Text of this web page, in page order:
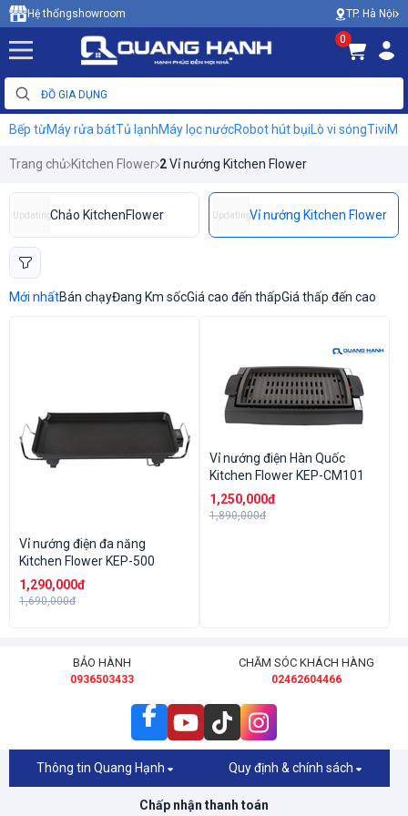
Hệ thốngshowroom TP. Hà Nội
0
Bếp từMáy rửa bátTủ lạnhMáy lọc nướcRobot hút bụiLò vi sóngTivi
Trang chủ Kitchen Flower 2Vỉ nướng Kitchen Flower
UpdatingChảo KitchenFlower UpdatingVỉ nướng Kitchen Flower
Mới nhấtBán chạyĐang Km sốcGiá cao đến thấpGiá thấp đến cao
Vỉ nướng điện đa năng
Kitchen Flower KEP-500
1,290,000đ
1,690,000đ
Vỉ nướng điện Hàn Quốc
Kitchen Flower KEP-CM101
1,250,000đ
1,890,000đ
BẢO HÀNH
0936503433
CHĂM SÓC KHÁCH HÀNG
02462604466
Thông tin Quang Hạnh Quy định & chính sách
Chấp nhận thanh toán